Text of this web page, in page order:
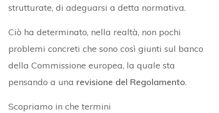
strutturate, di adeguarsi a detta normativa.
Ciò ha determinato, nella realtà, non pochi
problemi concreti che sono così giunti sul banco
della Commissione europea, la quale sta
pensando a una revisione del Regolamento.
Scopriamo in che termini